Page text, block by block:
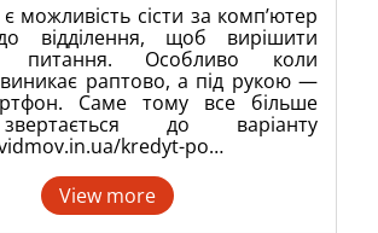
можливість сісти за комп’ютер
відділення, щоб вирішити
питання. Особливо коли
раптово, а під рукою —
Саме тому все більше
до варіанту
kredyt-po…
View more